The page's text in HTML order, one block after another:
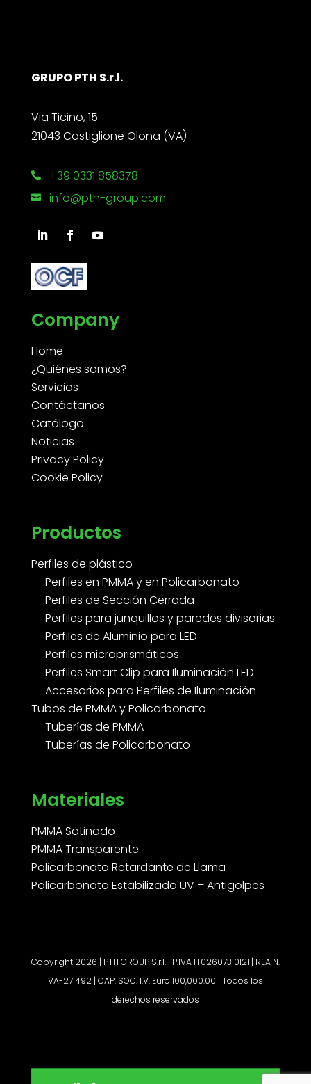
GRUPO PTH S.r.l.
Via Ticino, 15
21043 Castiglione Olona (VA)
 +39 0331 858378
 info@pth-group.com
Company
Home
¿Quiénes somos?
Servicios
Contáctanos
Catálogo
Noticias
Privacy Policy
Cookie Policy
Productos
Perfiles de plástico
Perfiles en PMMA y en Policarbonato
Perfiles de Sección Cerrada
Perfiles para junquillos y paredes divisorias
Perfiles de Aluminio para LED
Perfiles microprismáticos
Perfiles Smart Clip para Iluminación LED
Accesorios para Perfiles de Iluminación
Tubos de PMMA y Policarbonato
Tuberías de PMMA
Tuberías de Policarbonato
Materiales
PMMA Satinado
PMMA Transparente
Policarbonato Retardante de Llama
Policarbonato Estabilizado UV – Antigolpes
Copyright 2026 | PTH GROUP S.r.l. | P.IVA IT02607310121 | REA N.
VA-271492 | CAP. SOC. I.V. Euro 100,000.00 | Todos los
derechos reservados